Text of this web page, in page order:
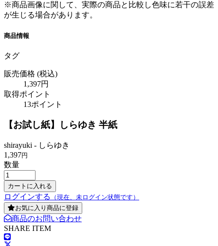
※商品画像に関して、実際の商品と比較し色味に若干の誤差
が生じる場合があります。
商品情報
タグ
販売価格 (税込)
1,397円
取得ポイント
13ポイント
【お試し紙】しらゆき 半紙
shirayuki - しらゆき
1,397円
数量
ログインする
（現在、未ログイン状態です）
お気に入り商品に登録
商品のお問い合わせ
SHARE ITEM